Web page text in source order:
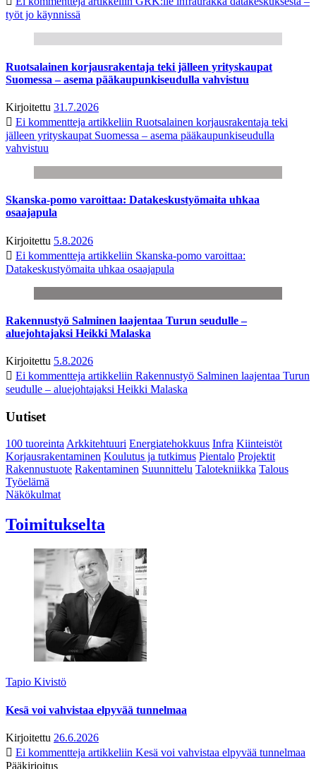
työt jo käynnissä
Ruotsalainen korjausrakentaja teki jälleen yrityskaupat
Suomessa – asema pääkaupunkiseudulla vahvistuu
Kirjoitettu 31.7.2026
Ei kommentteja artikkeliin Ruotsalainen korjausrakentaja teki
jälleen yrityskaupat Suomessa – asema pääkaupunkiseudulla
vahvistuu
Skanska-pomo varoittaa: Datakeskustyömaita uhkaa
osaajapula
Kirjoitettu 5.8.2026
Ei kommentteja artikkeliin Skanska-pomo varoittaa:
Datakeskustyömaita uhkaa osaajapula
Rakennustyö Salminen laajentaa Turun seudulle –
aluejohtajaksi Heikki Malaska
Kirjoitettu 5.8.2026
Ei kommentteja artikkeliin Rakennustyö Salminen laajentaa Turun
seudulle – aluejohtajaksi Heikki Malaska
Uutiset
100 tuoreintaArkkitehtuuri Energiatehokkuus Infra Kiinteistöt
Korjausrakentaminen Koulutus ja tutkimus Pientalo Projektit
Rakennustuote Rakentaminen Suunnittelu Talotekniikka Talous
Työelämä
Näkökulmat
Toimitukselta
Tapio Kivistö
Kesä voi vahvistaa elpyvää tunnelmaa
Kirjoitettu 26.6.2026
Ei kommentteja artikkeliin Kesä voi vahvistaa elpyvää tunnelmaa
Pääkirjoitus